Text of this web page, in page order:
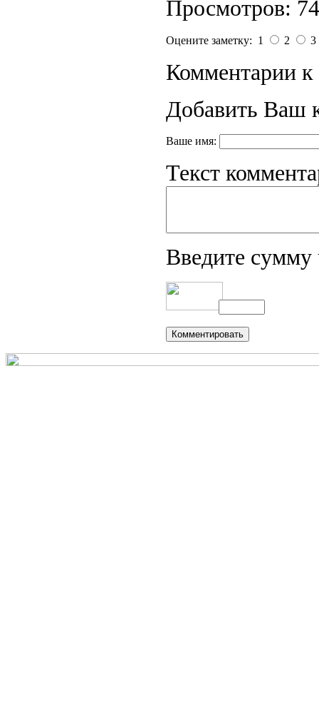
Просмотров:
Оцените заметку: 1 2 3
Комментарии к
Добавить Ваш
Ваше имя:
Текст
Введите сумму